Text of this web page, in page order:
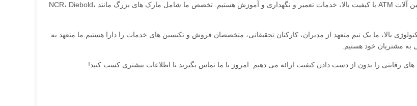
ما متخصص در ارائه قطعات ماشین آلات ATM با کیفیت بالا، خدمات تعمیر و نگهداری و آموزش هستیم. تخصص ما شامل مارک های بزرگ مانند NCR، Diebold،
بالا، ما یک تیم متعهد از مدیران، کارکنان تحقیقاتی، متخصصان فروش و تکنسین های خدمات را دارا هستیم.ما متعهد به
به مشتریان خود هستیم.
رقابتی را بدون از دست دادن کیفیت ارائه می دهیم. امروز با ما تماس بگیرید تا اطلاعات بیشتری کسب کنید!